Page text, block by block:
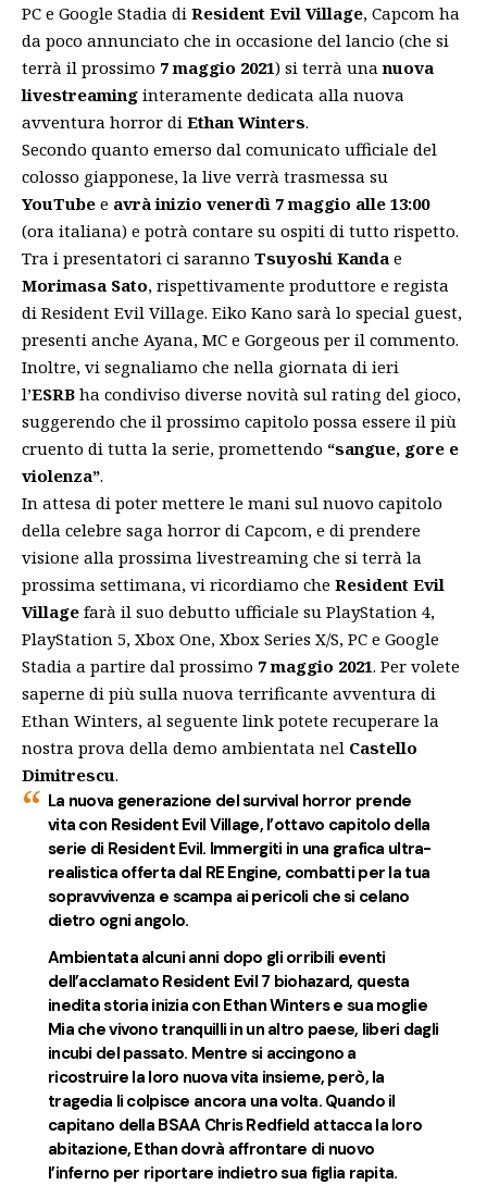
PC e Google Stadia di Resident Evil Village, Capcom ha
da poco annunciato che in occasione del lancio (che si
terrà il prossimo 7 maggio 2021) si terrà unanuova
livestreaming interamente dedicata alla nuova
avventura horror di Ethan Winters.
Secondo quanto emerso dal comunicato ufficiale del
colosso giapponese, la live verrà trasmessa su
YouTube e avrà inizio venerdì 7 maggio alle 13:00
(ora italiana) e potrà contare su ospiti di tutto rispetto.
Tra i presentatori ci saranno Tsuyoshi Kanda e
Morimasa Sato, rispettivamente produttore e regista
di Resident Evil Village. Eiko Kano sarà lo special guest,
presenti anche Ayana, MC e Gorgeous per il commento.
Inoltre, vi segnaliamo che nella giornata di ieri
l’ESRB ha condiviso diverse novità sul rating del gioco,
suggerendo che il prossimo capitolo possa essere il più
cruento di tutta la serie, promettendo “sangue, gore e
violenza”.
In attesa di poter mettere le mani sul nuovo capitolo
della celebre saga horror di Capcom, e di prendere
visione alla prossima livestreaming che si terrà la
prossima settimana, vi ricordiamo che Resident Evil
Village farà il suo debutto ufficiale su PlayStation 4,
PlayStation 5, Xbox One, Xbox Series X/S, PC e Google
Stadia a partire dal prossimo 7 maggio 2021. Per volete
saperne di più sulla nuova terrificante avventura di
Ethan Winters, al seguente link potete recuperare la
nostra prova della demo ambientata nel Castello
Dimitrescu.
La nuova generazione del survival horror prende
vita con Resident Evil Village, l’ottavo capitolo della
serie di Resident Evil. Immergiti in una grafica ultra-
realistica offerta dal RE Engine, combatti per la tua
sopravvivenza e scampa ai pericoli che si celano
dietro ogni angolo.
Ambientata alcuni anni dopo gli orribili eventi
dell’acclamato Resident Evil 7 biohazard, questa
inedita storia inizia con Ethan Winters e sua moglie
Mia che vivono tranquilli in un altro paese, liberi dagli
incubi del passato. Mentre si accingono a
ricostruire la loro nuova vita insieme, però, la
tragedia li colpisce ancora una volta. Quando il
capitano della BSAA Chris Redfield attacca la loro
abitazione, Ethan dovrà affrontare di nuovo
l’inferno per riportare indietro sua figlia rapita.